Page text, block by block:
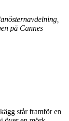
på Cannes